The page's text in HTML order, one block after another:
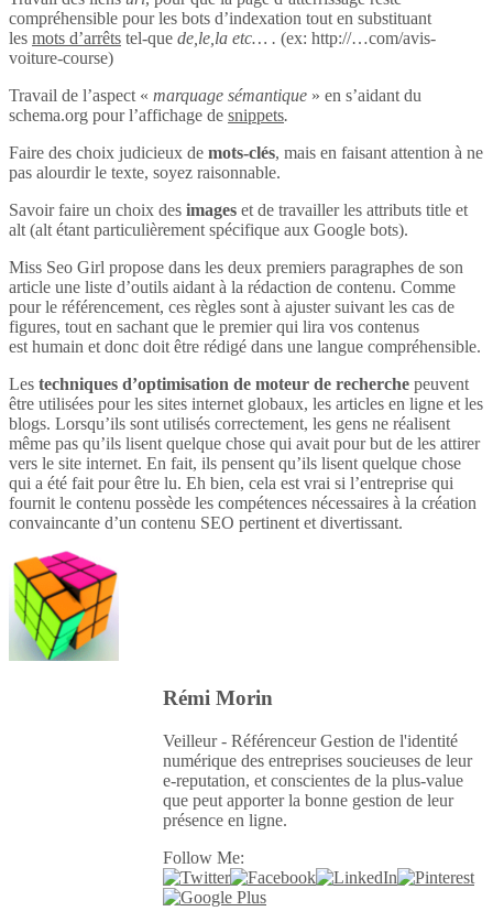
compréhensible pour les bots d’indexation tout en substituant
les mots d’arrêts tel-que de,le,la etc… . (ex: http://…com/avis-
voiture-course)
Travail de l’aspect « marquage sémantique » en s’aidant du
schema.org pour l’affichage de snippets.
Faire des choix judicieux de mots-clés, mais en faisant attention à ne
pas alourdir le texte, soyez raisonnable.
Savoir faire un choix des images et de travailler les attributs title et
alt (alt étant particulièrement spécifique aux Google bots).
Miss Seo Girl propose dans les deux premiers paragraphes de son
article une liste d’outils aidant à la rédaction de contenu. Comme
pour le référencement, ces règles sont à ajuster suivant les cas de
figures, tout en sachant que le premier qui lira vos contenus
est humain et donc doit être rédigé dans une langue compréhensible.
Les techniques d’optimisation de moteur de recherche peuvent
être utilisées pour les sites internet globaux, les articles en ligne et les
blogs. Lorsqu’ils sont utilisés correctement, les gens ne réalisent
même pas qu’ils lisent quelque chose qui avait pour but de les attirer
vers le site internet. En fait, ils pensent qu’ils lisent quelque chose
qui a été fait pour être lu. Eh bien, cela est vrai si l’entreprise qui
fournit le contenu possède les compétences nécessaires à la création
convaincante d’un contenu SEO pertinent et divertissant.
Rémi Morin
Veilleur - Référenceur Gestion de l'identité
numérique des entreprises soucieuses de leur
e-reputation, et conscientes de la plus-value
que peut apporter la bonne gestion de leur
présence en ligne.
Follow Me: